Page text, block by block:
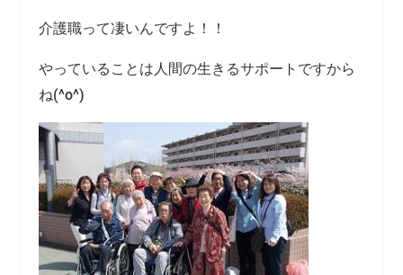
介護職って凄いんですよ！！
やっていることは人間の生きるサポートですから
ね(^o^)